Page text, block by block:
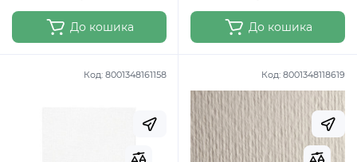
До кошика До кошика
Код: 8001348161158 Код: 8001348118619